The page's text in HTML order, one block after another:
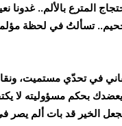
المترع بالألم..
تسألتُ في لحظة
في تحدّي مستميت،
بحكم مسؤوليته لا
الخير قد بات ألم يصر